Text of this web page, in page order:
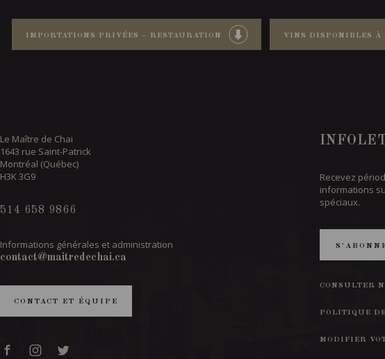
IMPORTATIONS PRIVÉES – RESTAURATION VINS DISPONIBLES À
Le Maître de Chai
1643 rue Saint-Patrick
Montréal (Québec)
H3K 3G9
514 658 9866
Informations générales et administration
contact@maitredechai.ca
CONTACT ET ÉQUIPE
Recevez
informations
spéciaux.
CONSULTER
POLITIQUE
MODIFIER